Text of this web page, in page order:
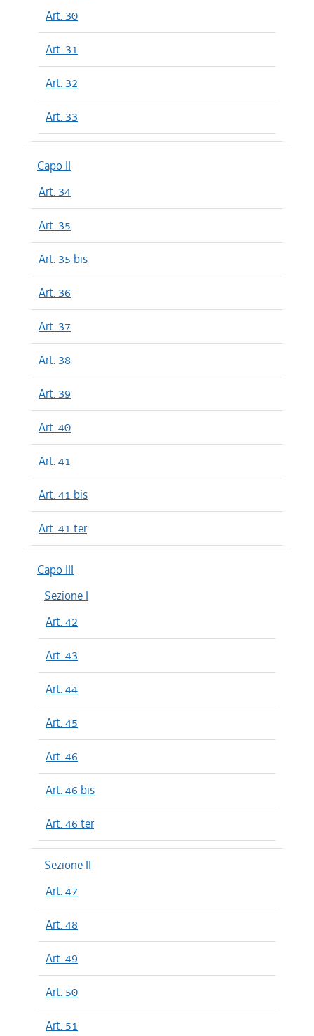
Art. 30
Art. 31
Art. 32
Art. 33
Capo II
Art. 34
Art. 35
Art. 35 bis
Art. 36
Art. 37
Art. 38
Art. 39
Art. 40
Art. 41
Art. 41 bis
Art. 41 ter
Capo III
Sezione I
Art. 42
Art. 43
Art. 44
Art. 45
Art. 46
Art. 46 bis
Art. 46 ter
Sezione II
Art. 47
Art. 48
Art. 49
Art. 50
Art. 51